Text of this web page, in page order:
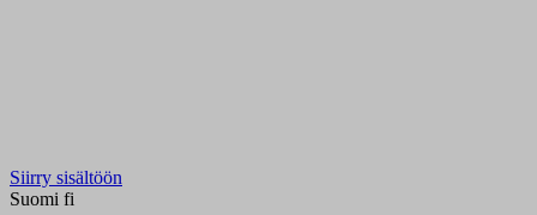
Siirry sisältöön
Suomi fi